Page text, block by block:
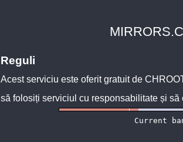
Reguli
Acest serviciu este oferit gratuit de
să folosiți serviciul cu responsabilitate și să